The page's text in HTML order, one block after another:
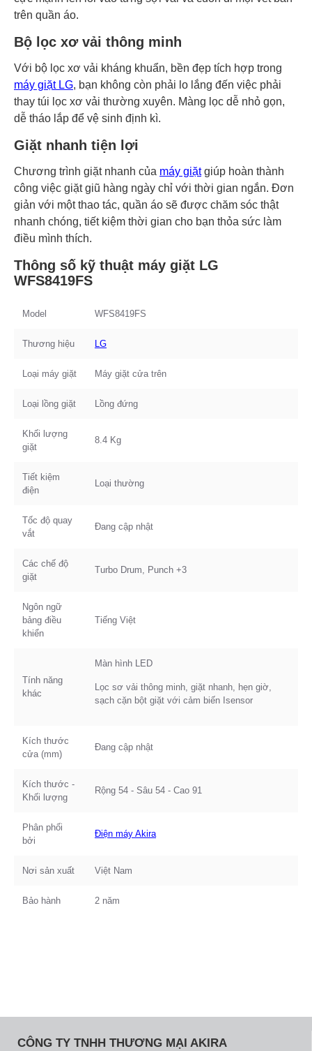
trên quần áo.
Bộ lọc xơ vải thông minh
Với bộ lọc xơ vải kháng khuẩn, bền đẹp tích hợp trong
máy giặt LG, bạn không còn phải lo lắng đến việc phải
thay túi lọc xơ vải thường xuyên. Màng lọc dễ nhỏ gọn,
dễ tháo lắp để vệ sinh định kì.
Giặt nhanh tiện lợi
Chương trình giặt nhanh của máy giặtgiúp hoàn thành
công việc giặt giũ hàng ngày chỉ với thời gian ngắn. Đơn
giản với một thao tác, quần áo sẽ được chăm sóc thật
nhanh chóng, tiết kiệm thời gian cho bạn thỏa sức làm
điều mình thích.
Thông số kỹ thuật máy giặt LG
WFS8419FS
Model WFS8419FS
Thương hiệu LG
Loại máy giặt Máy giặt cửa trên
Loại lồng giặt Lồng đứng
Khối lượng
giặt
8.4 Kg
Tiết kiệm
điện
Loại thường
Tốc độ quay
vắt
Đang cập nhật
Các chế độ
giặt
Turbo Drum, Punch +3
Ngôn ngữ
bảng điều
khiển
Tiếng Việt
Tính năng
khác
Màn hình LED
Lọc sơ vải thông minh, giặt nhanh, hẹn giờ,
sạch cặn bột giặt với cảm biến Isensor
Kích thước
cửa (mm)
Đang cập nhật
Kích thước -
Khối lượng
Rộng 54 - Sâu 54 - Cao 91
Phân phối
bởi
Điện máy Akira
Nơi sản xuất Việt Nam
Bảo hành 2 năm
CÔNG TY TNHH THƯƠNG MẠI AKIRA